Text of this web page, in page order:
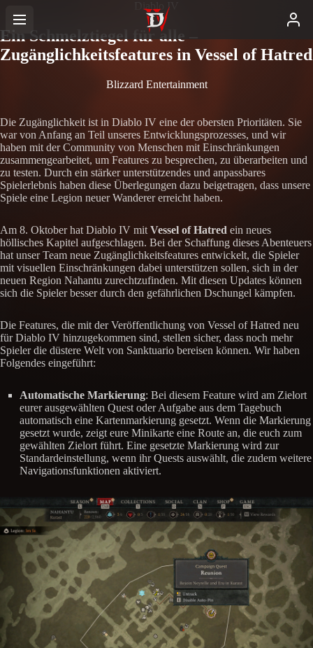
Diablo IV
Ein Schmelztiegel für alle –
Zugänglichkeitsfeatures in Vessel of Hatred
Blizzard Entertainment
Die Zugänglichkeit ist in Diablo IV eine der obersten Prioritäten. Sie
war von Anfang an Teil unseres Entwicklungsprozesses, und wir
haben mit der Community von Menschen mit Einschränkungen
zusammengearbeitet, um Features zu besprechen, zu überarbeiten und
zu testen. Durch ein stärker unterstützendes und anpassbares
Spielerlebnis haben diese Überlegungen dazu beigetragen, dass unsere
Spiele eine Legion neuer Wanderer erreicht haben.
Am 8. Oktober hat Diablo IV mit Vessel of Hatred ein neues
höllisches Kapitel aufgeschlagen. Bei der Schaffung dieses Abenteuers
hat unser Team neue Zugänglichkeitsfeatures entwickelt, die Spieler
mit visuellen Einschränkungen dabei unterstützen sollen, sich in der
neuen Region Nahantu zurechtzufinden. Mit diesen Updates können
sich die Spieler besser durch den gefährlichen Dschungel kämpfen.
Die Features, die mit der Veröffentlichung von Vessel of Hatred neu
für Diablo IV hinzugekommen sind, stellen sicher, dass noch mehr
Spieler die düstere Welt von Sanktuario bereisen können. Wir haben
Folgendes eingeführt:
Automatische Markierung: Bei diesem Feature wird am Zielort
eurer ausgewählten Quest oder Aufgabe aus dem Tagebuch
automatisch eine Kartenmarkierung gesetzt. Wenn die Markierung
gesetzt wurde, zeigt eure Minikarte eine Route an, die euch zum
gewählten Zielort führt. Eine gesetzte Markierung wird zur
Standardeinstellung, wenn ihr Quests auswählt, die zudem weitere
Navigationsfunktionen aktiviert.